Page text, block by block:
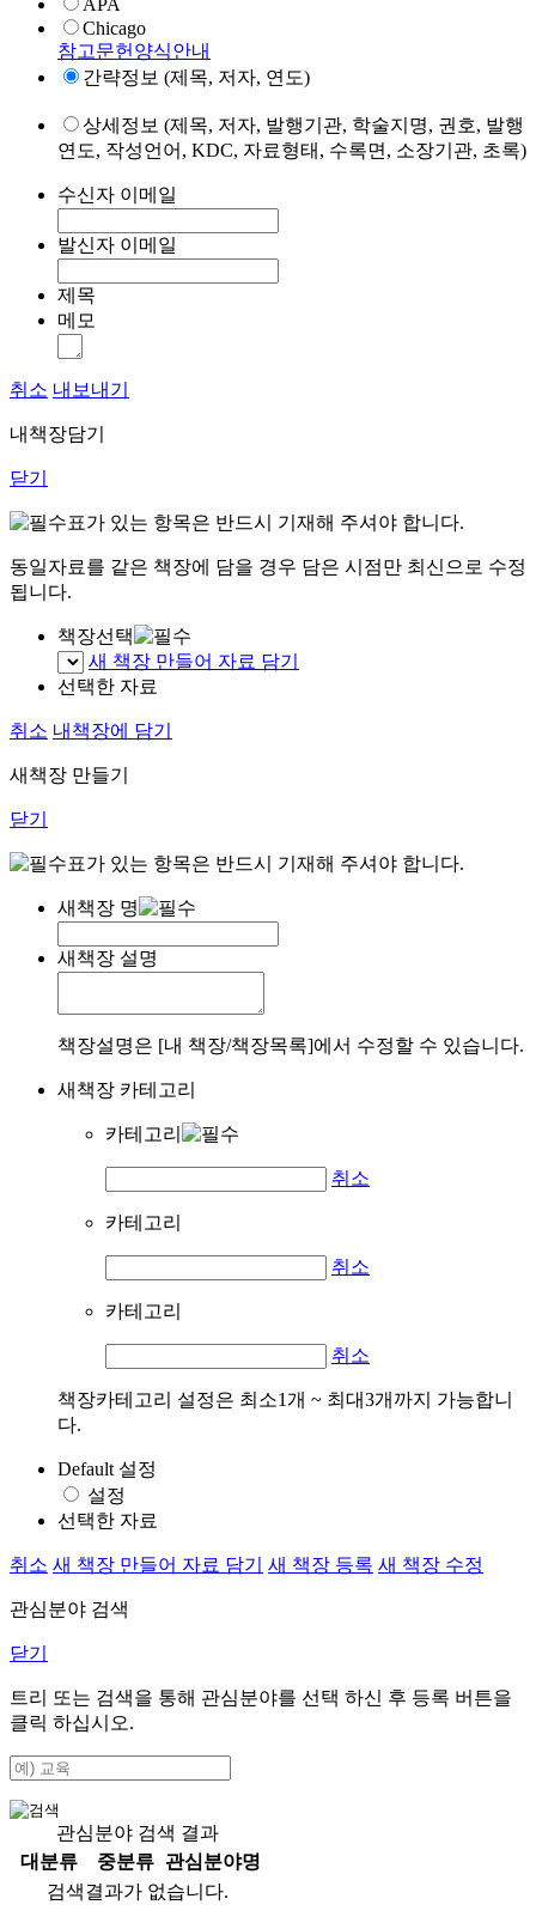
Chicago
참고문헌양식안내
간략정보 (제목, 저자, 연도)
상세정보 (제목, 저자, 발행기관, 학술지명, 권호, 발행
연도, 작성언어, KDC, 자료형태, 수록면, 소장기관, 초록)
수신자 이메일
발신자 이메일
제목
메모
취소 내보내기
내책장담기
닫기
표가 있는 항목은 반드시 기재해 주셔야 합니다.
동일자료를 같은 책장에 담을 경우 담은 시점만 최신으로 수정
됩니다.
책장선택
새 책장 만들어 자료 담기
선택한 자료
취소 내책장에 담기
새책장 만들기
닫기
표가 있는 항목은 반드시 기재해 주셔야 합니다.
새책장 명
새책장 설명
책장설명은 [내 책장/책장목록]에서 수정할 수 있습니다.
새책장 카테고리
카테고리
취소
카테고리
취소
카테고리
취소
책장카테고리 설정은 최소1개 ~ 최대3개까지 가능합니
다.
Default 설정
설정
선택한 자료
취소 새 책장 만들어 자료 담기 새 책장 등록 새 책장 수정
관심분야 검색
닫기
트리 또는 검색을 통해 관심분야를 선택 하신 후 등록 버튼을
클릭 하십시오.
관심분야 검색 결과
대분류
중분류
관심분야명
검색결과가 없습니다.